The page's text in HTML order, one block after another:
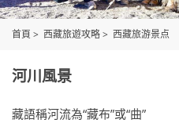
首頁 > 西藏旅遊攻略> 西藏旅游景点
河川風景
藏語稱河流為“藏布”或“曲”